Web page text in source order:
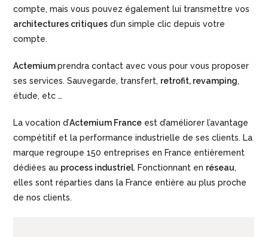
compte, mais vous pouvez également lui transmettre vos
architectures critiques d’un simple clic depuis votre
compte.
Actemiumprendra contact avec vous pour vous proposer
ses services. Sauvegarde, transfert, retrofit, revamping,
étude, etc …
La vocation d’Actemium France est d’améliorer l’avantage
compétitif et la performance industrielle de ses clients. La
marque regroupe 150 entreprises en France entièrement
dédiées au process industriel. Fonctionnant en réseau,
elles sont réparties dans la France entière au plus proche
de nos clients.